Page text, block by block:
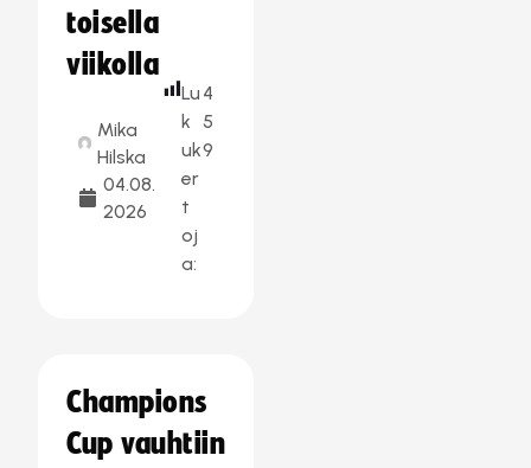
toisella
viikolla
Mika
Hilska
04.08.
2026
Lu
k
uk
er
t
oj
a:
4
5
9
Champions
Cup vauhtiin